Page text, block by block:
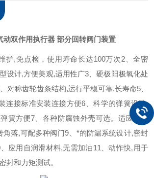
动双作用执行器 部分回转阀门装置
护,免点检，使用寿命长达100万次2、全密
设计,方便美观,适用性广3、硬极阳极氧化处
对称齿轮齿条结构,运行平稳可靠,长寿命5、
连接标准安装连接方便6、科学的弹簧设计,
簧方便7、各种防腐蚀外壳可选。适应不同
角落,可配多种阀门9、*的防漏系统设计,密封
应用自润滑材料,无需加油11、动怍快,用于
封和力矩测试。